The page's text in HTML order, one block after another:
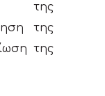
της
της
της